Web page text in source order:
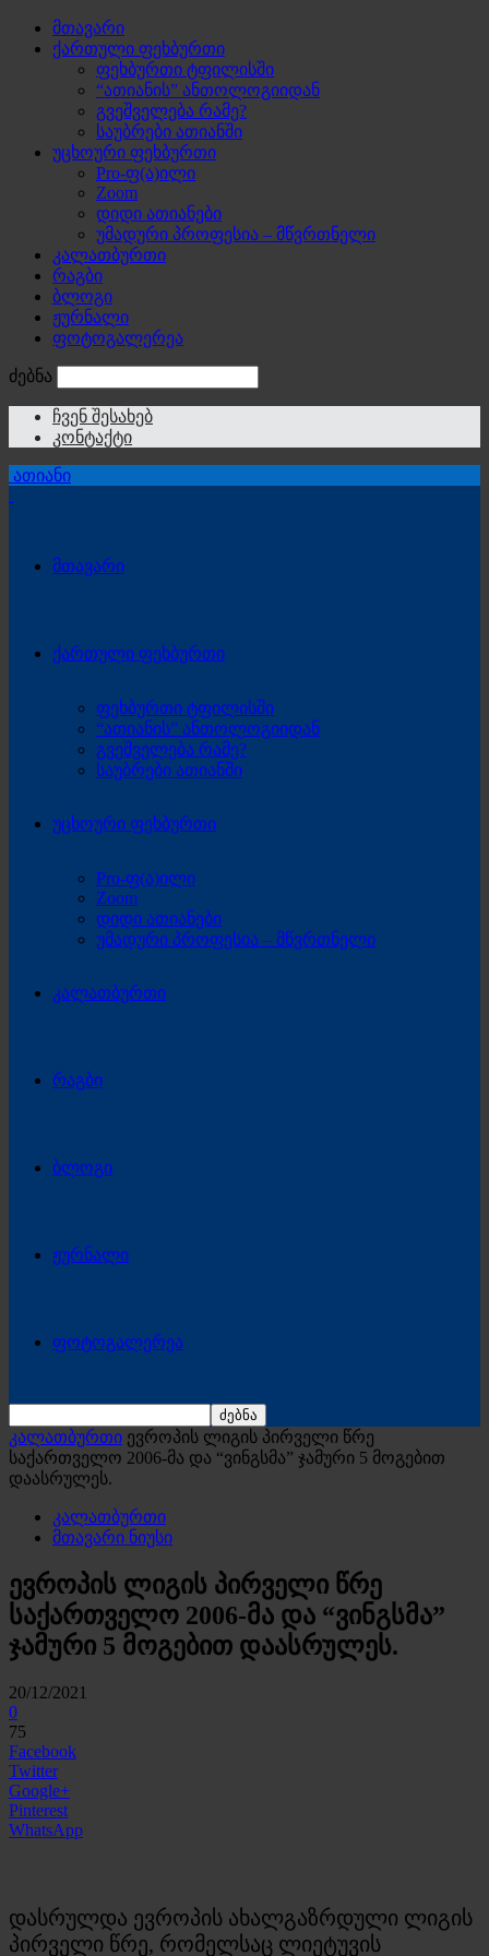
მთავარი
ქართული ფეხბურთი
ფეხბურთი ტფილისში
“ათიანის” ანთოლოგიიდან
გვეშველება რამე?
საუბრები ათიანში
უცხოური ფეხბურთი
Pro-ფ(ა)ილი
Zoom
დიდი ათიანები
უმადური პროფესია – მწვრთნელი
კალათბურთი
რაგბი
ბლოგი
ჟურნალი
ფოტოგალერეა
ძებნა
ჩვენ შესახებ
კონტაქტი
ათიანი
მთავარი
ქართული ფეხბურთი
ფეხბურთი ტფილისში
“ათიანის” ანთოლოგიიდან
გვეშველება რამე?
საუბრები ათიანში
უცხოური ფეხბურთი
Pro-ფ(ა)ილი
Zoom
დიდი ათიანები
უმადური პროფესია – მწვრთნელი
კალათბურთი
რაგბი
ბლოგი
ჟურნალი
ფოტოგალერეა
კალათბურთი ევროპის ლიგის პირველი წრე
საქართველო 2006-მა და “ვინგსმა” ჯამური 5 მოგებით
დაასრულეს.
კალათბურთი
მთავარი ნიუსი
ევროპის ლიგის პირველი წრე
საქართველო 2006-მა და “ვინგსმა”
ჯამური 5 მოგებით დაასრულეს.
20/12/2021
0
75
Facebook
Twitter
Google+
Pinterest
WhatsApp
დასრულდა ევროპის ახალგაზრდული ლიგის
პირველი წრე, რომელსაც ლიეტუვის